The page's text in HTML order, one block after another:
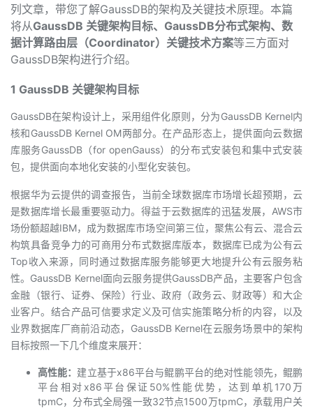
博
客
的
论
我
的
子
我
直
播
的
活
我
的
注
我
开
发
者
学
堂
的
Programs
我
的
支
持
我
列文章，带您了解GaussDB的架构及关键技术原理。本篇
将从GaussDB 关键架构目标、GaussDB分布式架构、数
据计算路由层（Coordinator）关键技术方案等三方面对
GaussDB架构进行介绍。
1 GaussDB 关键架构目标
GaussDB在架构设计上，采用组件化原则，分为GaussDB Kernel内
核和GaussDB Kernel OM两部分。在产品形态上，提供面向云数据
库服务GaussDB（for openGauss）的分布式安装包和集中式安装
包，提供面向本地化安装的小型化安装包。
根据华为云提供的调查报告，当前全球数据库市场增长超预期，云
是数据库增长最重要驱动力。得益于云数据库的迅猛发展，AWS市
场份额超越IBM，成为数据库市场空间第三位，聚焦公有云、混合云
构筑具备竞争力的可商用分布式数据库版本，数据库已成为公有云
Top收入来源，同时通过数据库服务能够更大地提升公有云服务粘
性。GaussDB Kernel面向云服务提供GaussDB产品，主要客户包含
金融（银行、证券、保险）行业、政府（政务云、财政等）和大企
业客户。结合产品可信要求定义及可信实施策略分析的内容，以及
业界数据库厂商前沿动态，GaussDB Kernel在云服务场景中的架构
目标按照一下几个维度来展开：
高性能： 建立基于x86平台与鲲鹏平台的绝对性能领先，鲲鹏
平台相对x86平台保证50%性能优势，达到单机170万
tpmC，分布式全局强一致32节点1500万tpmC，承载用户关